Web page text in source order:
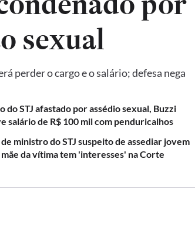
sexual
perder o cargo e o salário; defesa nega
do STJ afastado por assédio sexual, Buzzi
salário de R$ 100 mil com penduricalhos
ministro do STJ suspeito de assediar jovem
da vítima tem 'interesses' na Corte